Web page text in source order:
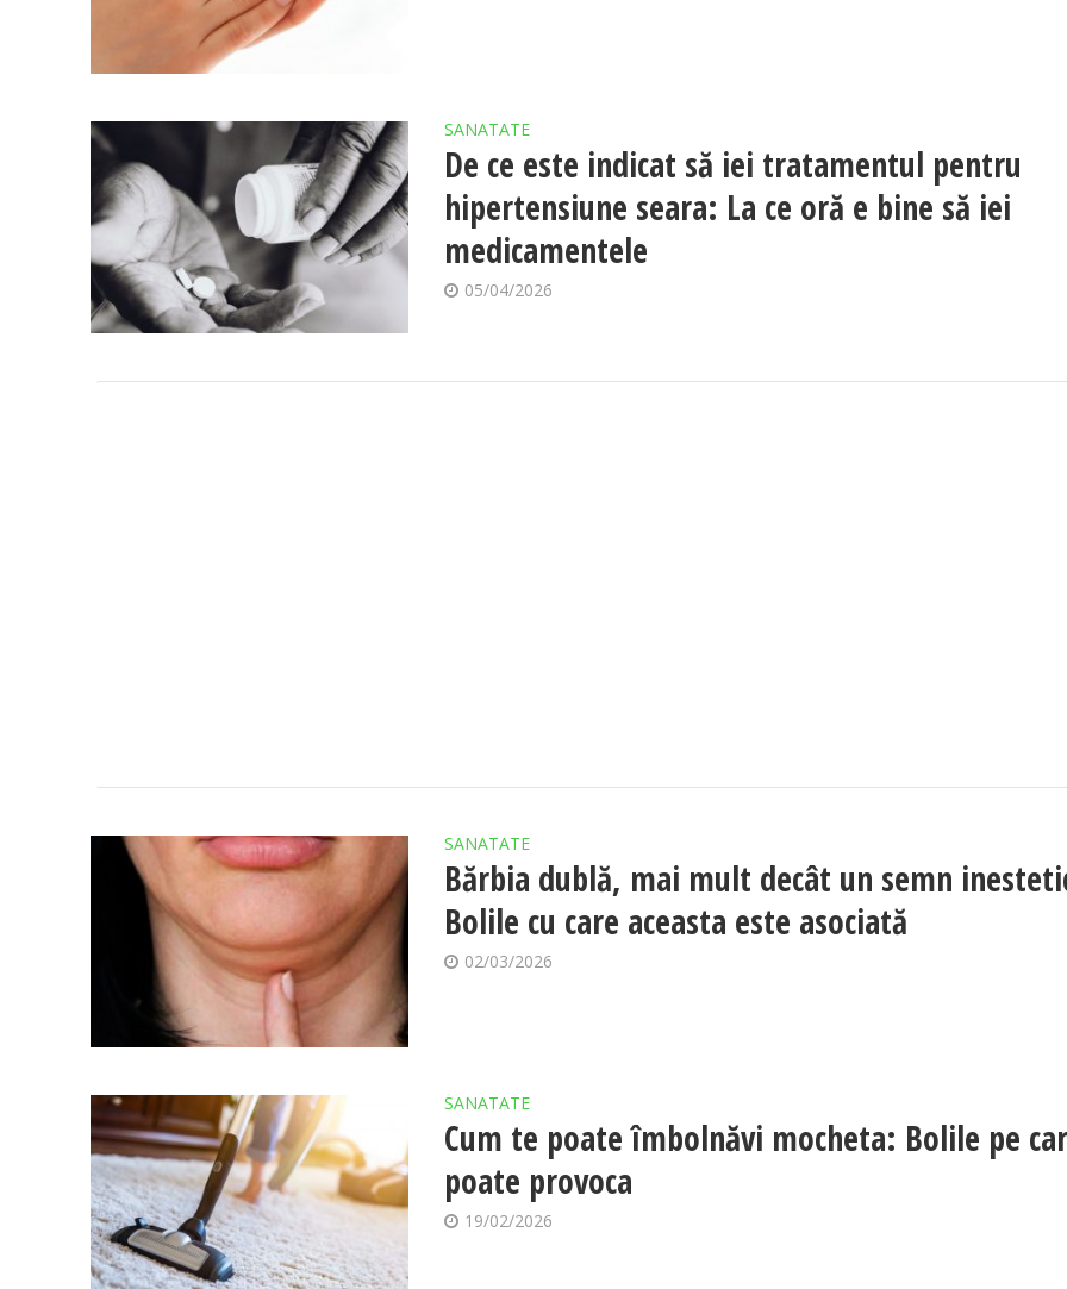
SANATATE
De ce este indicat să iei tratamentul pentru
hipertensiune seara: La ce oră e bine să iei
medicamentele
05/04/2026
SANATATE
Bărbia dublă, mai mult decât un semn
Bolile cu care aceasta este asociată
02/03/2026
SANATATE
Cum te poate îmbolnăvi mocheta: Bolile pe
poate provoca
19/02/2026